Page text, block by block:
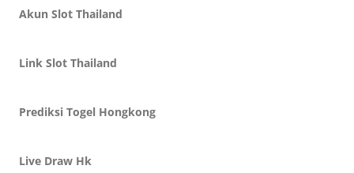
Akun Slot Thailand
Link Slot Thailand
Prediksi Togel Hongkong
Live Draw Hk